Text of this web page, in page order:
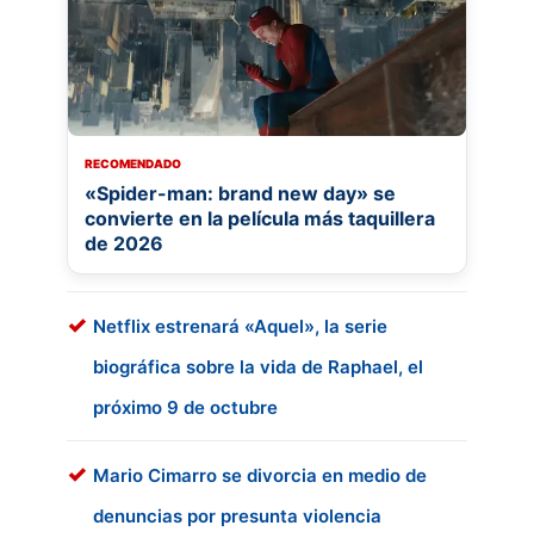
RECOMENDADO
«Spider-man: brand new day» se
convierte en la película más taquillera
de 2026
Netflix estrenará «Aquel», la serie
biográfica sobre la vida de Raphael, el
próximo 9 de octubre
Mario Cimarro se divorcia en medio de
denuncias por presunta violencia